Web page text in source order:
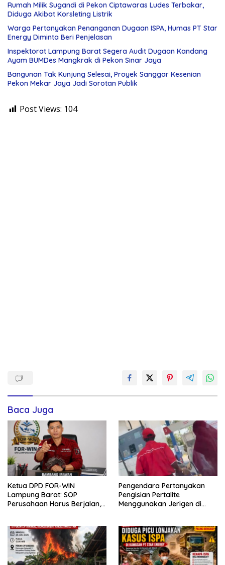
Rumah Milik Sugandi di Pekon Ciptawaras Ludes Terbakar,
Diduga Akibat Korsleting Listrik
Warga Pertanyakan Penanganan Dugaan ISPA, Humas PT Star
Energy Diminta Beri Penjelasan
Inspektorat Lampung Barat Segera Audit Dugaan Kandang
Ayam BUMDes Mangkrak di Pekon Sinar Jaya
Bangunan Tak Kunjung Selesai, Proyek Sanggar Kesenian
Pekon Mekar Jaya Jadi Sorotan Publik
Post Views: 104
Baca Juga
Ketua DPD FOR-WIN
Lampung Barat: SOP
Perusahaan Harus Berjalan,
Wartawan
Pengendara Pertanyakan
Pengisian Pertalite
Menggunakan Jerigen di